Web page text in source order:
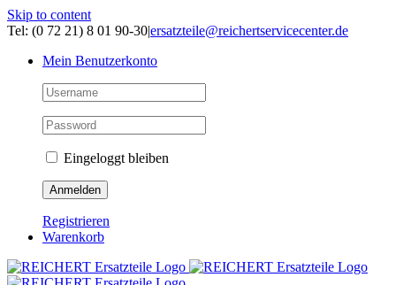
Skip to content
Tel: (0 72 21) 8 01 90-30|ersatzteile@reichertservicecenter.de
Mein Benutzerkonto
Eingeloggt bleiben
Registrieren
Warenkorb